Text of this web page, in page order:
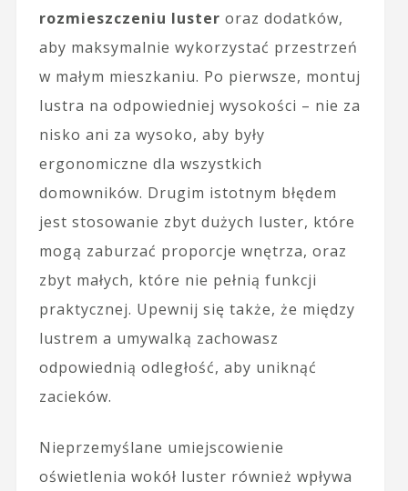
rozmieszczeniu luster oraz dodatków,
aby maksymalnie wykorzystać przestrzeń
w małym mieszkaniu. Po pierwsze, montuj
lustra na odpowiedniej wysokości – nie za
nisko ani za wysoko, aby były
ergonomiczne dla wszystkich
domowników. Drugim istotnym błędem
jest stosowanie zbyt dużych luster, które
mogą zaburzać proporcje wnętrza, oraz
zbyt małych, które nie pełnią funkcji
praktycznej. Upewnij się także, że między
lustrem a umywalką zachowasz
odpowiednią odległość, aby uniknąć
zacieków.
Nieprzemyślane umiejscowienie
oświetlenia wokół luster również wpływa